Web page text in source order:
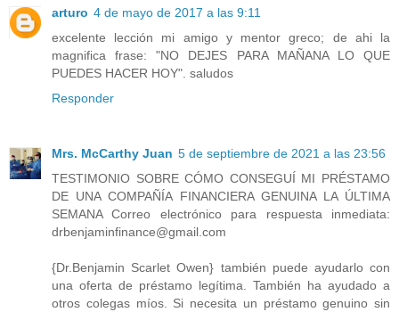
arturo 4 de mayo de 2017 a las 9:11
excelente lección mi amigo y mentor greco; de ahi la
magnifica frase: "NO DEJES PARA MAÑANA LO QUE
PUEDES HACER HOY". saludos
Responder
Mrs. McCarthy Juan 5 de septiembre de 2021 a las 23:56
TESTIMONIO SOBRE CÓMO CONSEGUÍ MI PRÉSTAMO
DE UNA COMPAÑÍA FINANCIERA GENUINA LA ÚLTIMA
SEMANA Correo electrónico para respuesta inmediata:
drbenjaminfinance@gmail.com
{Dr.Benjamin Scarlet Owen} también puede ayudarlo con
una oferta de préstamo legítima. También ha ayudado a
otros colegas míos. Si necesita un préstamo genuino sin